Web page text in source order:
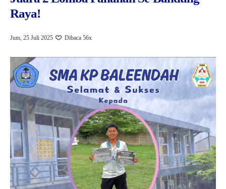
Raya!
Jum, 25 Juli 2025 Dibaca 56x